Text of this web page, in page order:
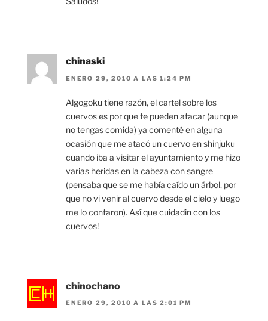
chinaski
ENERO 29, 2010 A LAS 1:24 PM
Algogoku tiene razón, el cartel sobre los
cuervos es por que te pueden atacar (aunque
no tengas comida) ya comenté en alguna
ocasión que me atacó un cuervo en shinjuku
cuando iba a visitar el ayuntamiento y me hizo
varias heridas en la cabeza con sangre
(pensaba que se me había caído un árbol, por
que no vi venir al cuervo desde el cielo y luego
me lo contaron). Así que cuidadin con los
cuervos!
chinochano
ENERO 29, 2010 A LAS 2:01 PM